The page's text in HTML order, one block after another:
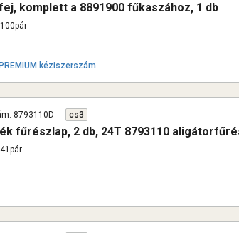
komplett a 8891900 fűkaszához, 1 db
kéziszerszám
8793110D cs3
fűrészlap, 2 db, 24T 8793110